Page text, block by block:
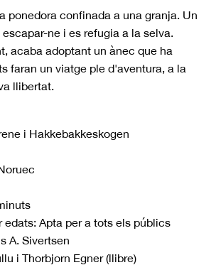
ponedora confinada a una granja. Un
ne i es refugia a la selva.
acaba adoptant un ànec que ha
faran un viatge ple d'aventura, a la
llibertat.
i Hakkebakkeskogen
Apta per a tots els públics
A. Sivertsen
i Thorbjorn Egner (llibre)